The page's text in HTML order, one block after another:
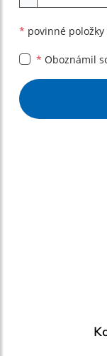
* povinné položky
* Oboznámil
Google